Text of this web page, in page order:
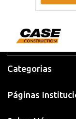
Categorias
Páginas